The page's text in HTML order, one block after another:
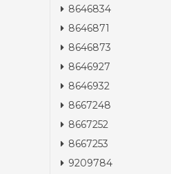
8646834
8646871
8646873
8646927
8646932
8667248
8667252
8667253
9209784